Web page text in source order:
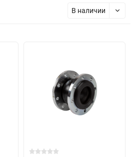
В наличии